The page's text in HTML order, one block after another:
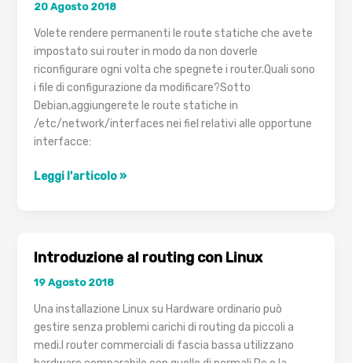
e
Nginx
Proxy
Manager:
come
risolvere
20 Agosto 2018
Volete rendere permanenti le route statiche che avete
impostato sui router in modo da non doverle
riconfigurare ogni volta che spegnete i router.Quali sono
i file di configurazione da modificare?Sotto
Debian,aggiungerete le route statiche in
/etc/network/interfaces nei fiel relativi alle opportune
interfacce:
Rendere
Leggi l'articolo »
Introduzione al routing con Linux
19 Agosto 2018
Una installazione Linux su Hardware ordinario può
gestire senza problemi carichi di routing da piccoli a
medi.I router commerciali di fascia bassa utilizzano